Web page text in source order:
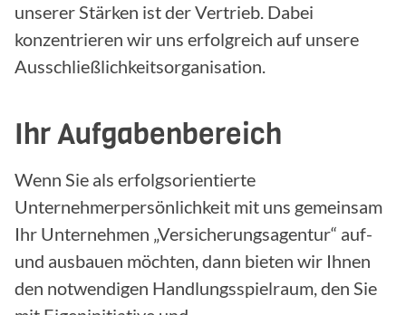
unserer Stärken ist der Vertrieb. Dabei
konzentrieren wir uns erfolgreich auf unsere
Ausschließlichkeits­organisation.
Ihr Aufgabenbereich
Wenn Sie als erfolgsorientierte
Unternehmerpersönlichkeit mit uns gemeinsam
Ihr Unternehmen „Versicherungsagentur“ auf-
und ausbauen möchten, dann bieten wir Ihnen
den notwendigen Handlungsspielraum, den Sie